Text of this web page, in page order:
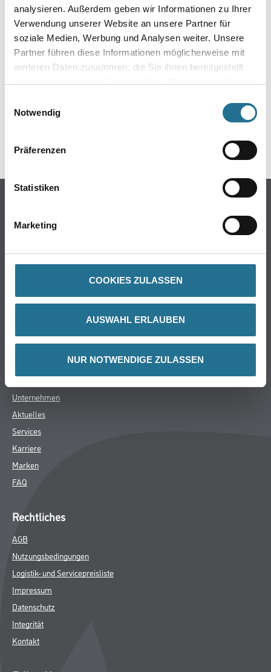
analysieren. Außerdem geben wir Informationen zu Ihrer
Verwendung unserer Website an unsere Partner für
soziale Medien, Werbung und Analysen weiter. Unsere
Partner führen diese Informationen möglicherweise mit
weiteren Daten zusammen, die Sie ihnen bereitgestellt
Notwendig
Präferenzen
Statistiken
Marketing
COOKIES ZULASSEN
AUSWAHL ERLAUBEN
NUR NOTWENDIGE ZULASSEN
ZUSATZINFOS
GEFAHRENHINWEISE
DATENBLÄTTER
SPEZIFIKATIONEN
Farbe
Trockenbau
Wand- & Deckenbeläge
Werkzeug & Maschinen
Verbrauchsmaterialien
CMS Gruppe
Unternehmen
Aktuelles
Services
Karriere
Marken
FAQ
Rechtliches
AGB
Nutzungsbedingungen
Logistik- und Servicepreisliste
Impressum
Datenschutz
Integrität
Kontakt